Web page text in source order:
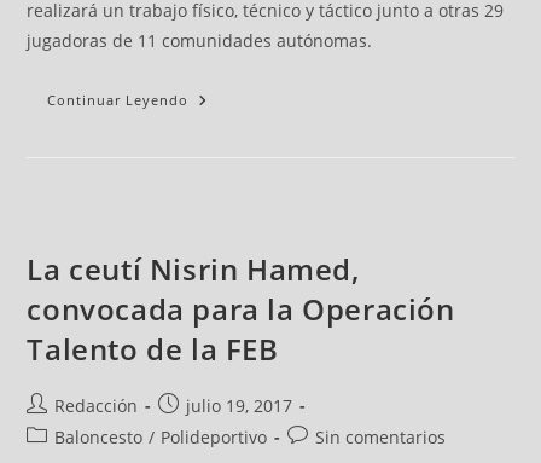
realizará un trabajo físico, técnico y táctico junto a otras 29
jugadoras de 11 comunidades autónomas.
Continuar Leyendo
La ceutí Nisrin Hamed,
convocada para la Operación
Talento de la FEB
Redacción
julio 19, 2017
Baloncesto / Polideportivo Sin comentarios